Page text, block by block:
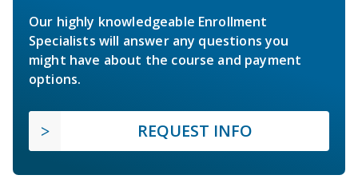
Our highly knowledgeable Enrollment
Specialists will answer any questions you
might have about the course and payment
options.
REQUEST INFO